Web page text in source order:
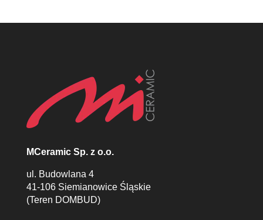
MCeramic Sp. z o.o.
ul. Budowlana 4
41-106 Siemianowice Śląskie
(Teren DOMBUD)